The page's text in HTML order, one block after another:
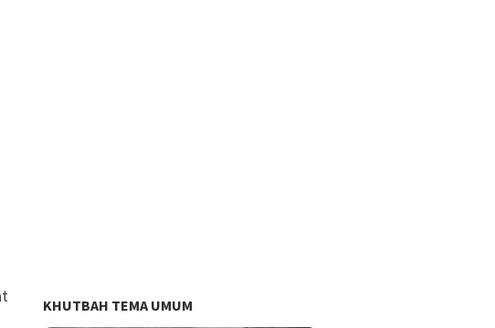
KHUTBAH TEMA UMUM